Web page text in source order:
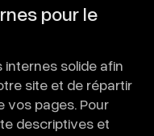
pour le
internes solide afin
site et de répartir
vos pages. Pour
descriptives et